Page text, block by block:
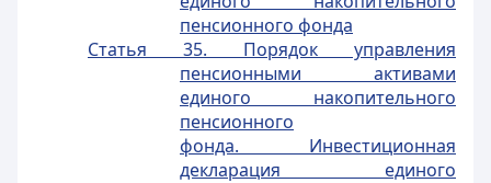
пенсионного фонда
Статья 35. Порядок управления
пенсионными активами
единого накопительного
пенсионного
фонда. Инвестиционная
декларация единого